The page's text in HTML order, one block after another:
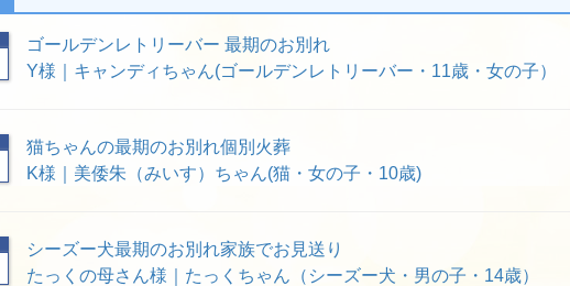
ゴールデンレトリーバー 最期のお別れ
Y様｜キャンディちゃん(ゴールデンレトリーバー・11歳・女の子）
猫ちゃんの最期のお別れ個別火葬
K様｜美倭朱（みいす）ちゃん(猫・女の子・10歳)
シーズー犬最期のお別れ家族でお見送り
たっくの母さん様｜たっくちゃん（シーズー犬・男の子・14歳）